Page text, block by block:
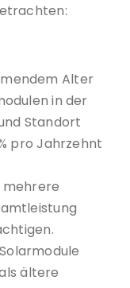
Alter
in der
Standort
pro Jahrzehnt
mehrere
ältere